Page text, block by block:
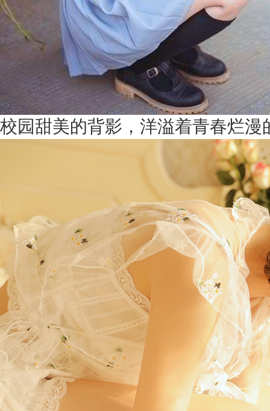
校园甜美的背影，洋溢着青春烂漫